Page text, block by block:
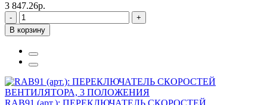
3 847.26р.
-
+
В корзину
RAB91 (арт.): ПЕРЕКЛЮЧАТЕЛЬ СКОРОСТЕЙ